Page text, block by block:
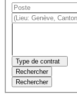
Type de contrat
Rechercher
Rechercher